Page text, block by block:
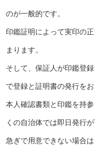
のが一般的です。
印鑑証明によって実印の
まります。
そして、保証人が印鑑登
で登録と証明書の発行を
本人確認書類と印鑑を持
くの自治体では即日発行が
急ぎで用意できない場合